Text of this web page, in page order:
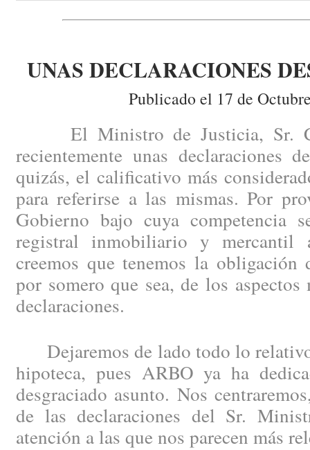
UNAS DECLARACIONES
Publicado el 17 de
El Ministro de Justicia, Sr.
recientemente unas declaraciones
quizás, el calificativo más
para referirse a las mismas. Por
Gobierno bajo cuya competencia
registral inmobiliario y mercantil
creemos que tenemos la
por somero que sea, de los aspectos
declaraciones.
Dejaremos de lado todo lo relativo
hipoteca, pues ARBO ya ha
desgraciado asunto. Nos
de las declaraciones del Sr.
atención a las que nos parecen más